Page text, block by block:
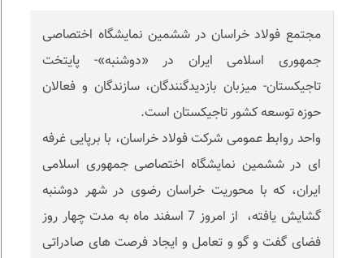
مجتمع فولاد خراسان در ششمین نمایشگاه اختصاصی
جمهوری اسلامی ایران در «دوشنبه»- پایتخت
تاجیکستان- میزبان بازدیدگنندگان، سازندگان و فعالان
حوزه توسعه کشور تاجیکستان است.
واحد روابط عمومی شرکت فولاد خراسان، با برپایی غرفه
ای در ششمین نمایشگاه اختصاصی جمهوری اسلامی
ایران، که با محوریت خراسان ‌رضوی در شهر دوشنبه
گشایش یافته، از امروز 7 اسفند ماه به مدت چهار روز
فضای گفت و گو و تعامل و ایجاد فرصت های صادراتی